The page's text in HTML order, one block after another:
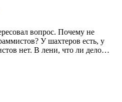
вопрос. Почему не
У шахтеров есть, у
нет. В лени, что ли дело…